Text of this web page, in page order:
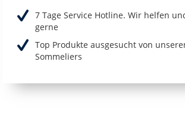
7 Tage Service Hotline. Wir helfen
gerne
Top Produkte ausgesucht von
Sommeliers